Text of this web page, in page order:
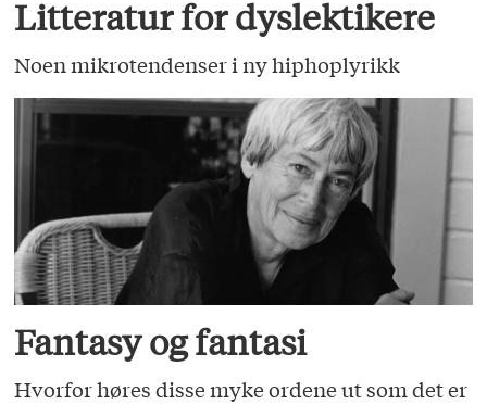
Litteratur for dyslektikere
Noen mikrotendenser i ny hiphoplyrikk
Fantasy og fantasi
Hvorfor høres disse myke ordene ut som det er